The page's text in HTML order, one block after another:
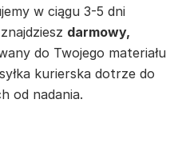
w ciągu 3-5 dni
darmowy,
do Twojego materiału
kurierska dotrze do
od nadania.